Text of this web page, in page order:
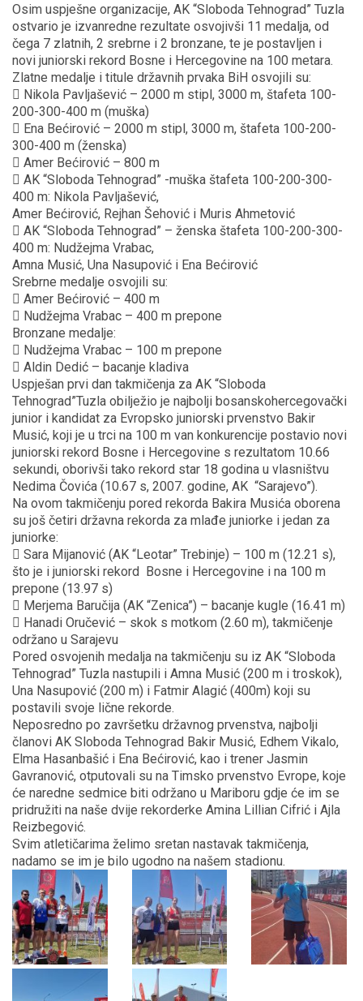
Osim uspješne organizacije, AK “Sloboda Tehnograd” Tuzla
ostvario je izvanredne rezultate osvojivši 11 medalja, od
čega 7 zlatnih, 2 srebrne i 2 bronzane, te je postavljen i
novi juniorski rekord Bosne i Hercegovine na 100 metara.
Zlatne medalje i titule državnih prvaka BiH osvojili su:
 Nikola Pavljašević – 2000 m stipl, 3000 m, štafeta 100-
200-300-400 m (muška)
 Ena Bećirović – 2000 m stipl, 3000 m, štafeta 100-200-
300-400 m (ženska)
 Amer Bećirović – 800 m
 AK “Sloboda Tehnograd” -muška štafeta 100-200-300-
400 m: Nikola Pavljašević,
Amer Bećirović, Rejhan Šehović i Muris Ahmetović
 AK “Sloboda Tehnograd” – ženska štafeta 100-200-300-
400 m: Nudžejma Vrabac,
Amna Musić, Una Nasupović i Ena Bećirović
Srebrne medalje osvojili su:
 Amer Bećirović – 400 m
 Nudžejma Vrabac – 400 m prepone
Bronzane medalje:
 Nudžejma Vrabac – 100 m prepone
 Aldin Dedić – bacanje kladiva
Uspješan prvi dan takmičenja za AK “Sloboda
Tehnograd”Tuzla obilježio je najbolji bosanskohercegovački
junior i kandidat za Evropsko juniorski prvenstvo Bakir
Musić, koji je u trci na 100 m van konkurencije postavio novi
juniorski rekord Bosne i Hercegovine s rezultatom 10.66
sekundi, oborivši tako rekord star 18 godina u vlasništvu
Nedima Čovića (10.67 s, 2007. godine, AK “Sarajevo”).
Na ovom takmičenju pored rekorda Bakira Musića oborena
su još četiri državna rekorda za mlađe juniorke i jedan za
juniorke:
 Sara Mijanović (AK “Leotar” Trebinje) – 100 m (12.21 s),
što je i juniorski rekord Bosne i Hercegovine i na 100 m
prepone (13.97 s)
 Merjema Baručija (AK “Zenica”) – bacanje kugle (16.41 m)
 Hanadi Oručević – skok s motkom (2.60 m), takmičenje
održano u Sarajevu
Pored osvojenih medalja na takmičenju su iz AK “Sloboda
Tehnograd” Tuzla nastupili i Amna Musić (200 m i troskok),
Una Nasupović (200 m) i Fatmir Alagić (400m) koji su
postavili svoje lične rekorde.
Neposredno po završetku državnog prvenstva, najbolji
članovi AK Sloboda Tehnograd Bakir Musić, Edhem Vikalo,
Elma Hasanbašić i Ena Bećirović, kao i trener Jasmin
Gavranović, otputovali su na Timsko prvenstvo Evrope, koje
će naredne sedmice biti održano u Mariboru gdje će im se
pridružiti na naše dvije rekorderke Amina Lillian Cifrić i Ajla
Reizbegović.
Svim atletičarima želimo sretan nastavak takmičenja,
nadamo se im je bilo ugodno na našem stadionu.